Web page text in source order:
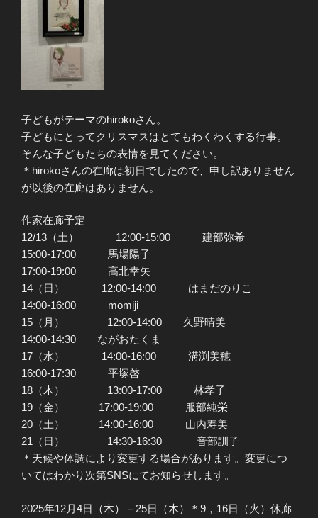
子どもがテーマのhirokoさん。
子どもにとってクリスマスはとてもわくわくする行事。
そんな子どもたちの表情を見てください。
＊hirokoさんの在廊は初日でしたので、申し訳ありません
が以後の在廊はありません。
作家在廊予定
12/13（土） 12:00-15:00 建部弥希
15:00-17:00 馬場陽子
17:00-19:00 高北幸矢
14（日） 12:00-14:00 はまだのりこ
14:00-16:00 momiji
15（月） 12:00-14:00 久野晴美
14:00-14:30 ながおたくま
17（水） 14:00-16:00 溝渕美穂
16:00-17:30 平塚啓
18（木） 13:00-17:00 林孝子
19（金） 17:00-19:00 服部純栄
20（土） 14:00-16:00 山内寿美
21（日） 14:30-16:30 音部訓子
＊天候や体調により変更する場合があります。変更につ
いてはわかり次第SNSにてお知らせします。
2025年12月4日（木）－25日（木）＊9，16日（火）休廊